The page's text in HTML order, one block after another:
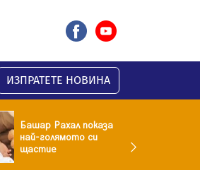
ИЗПРАТЕТЕ НОВИНА
Башар Рахал показа
най-голямото си
щастие